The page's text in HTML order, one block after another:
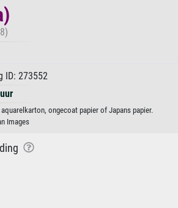
ID: 273552
ongecoat papier of Japans papier.
Images